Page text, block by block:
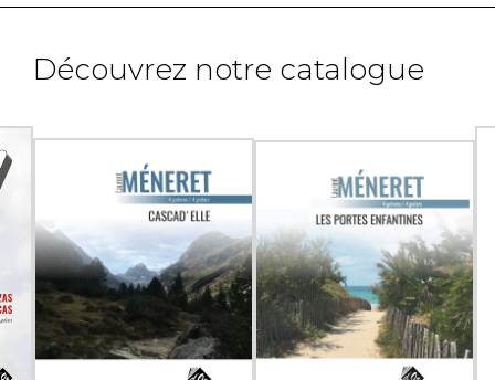
Découvrez notre catalogue